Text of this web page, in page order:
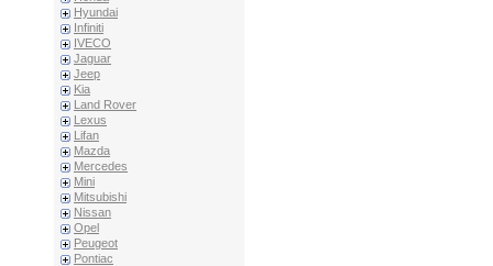
Hyundai
Infiniti
IVECO
Jaguar
Jeep
Kia
Land Rover
Lexus
Lifan
Mazda
Mercedes
Mini
Mitsubishi
Nissan
Opel
Peugeot
Pontiac